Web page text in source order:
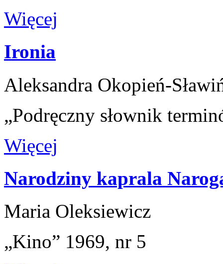
Więcej
Ironia
Aleksandra Okopień-
„Podręczny słownik
Więcej
Narodziny kaprala
Maria Oleksiewicz
„Kino” 1969, nr 5